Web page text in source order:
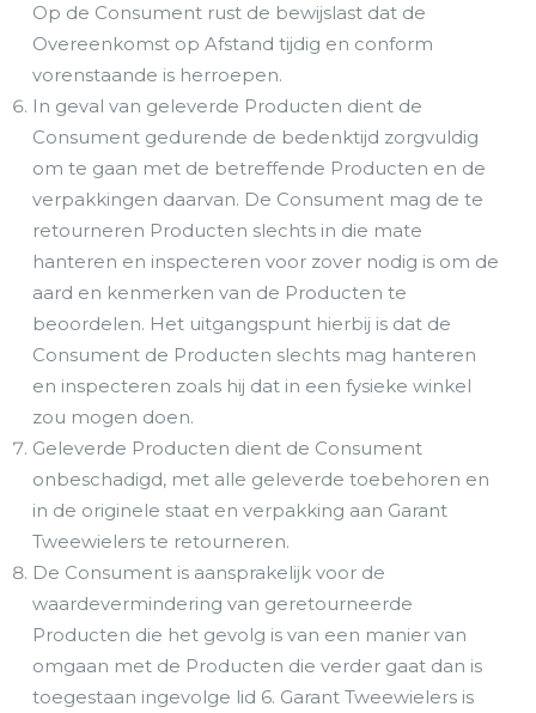
Op de Consument rust de bewijslast dat de
Overeenkomst op Afstand tijdig en conform
vorenstaande is herroepen.
In geval van geleverde Producten dient de
Consument gedurende de bedenktijd zorgvuldig
om te gaan met de betreffende Producten en de
verpakkingen daarvan. De Consument mag de te
retourneren Producten slechts in die mate
hanteren en inspecteren voor zover nodig is om de
aard en kenmerken van de Producten te
beoordelen. Het uitgangspunt hierbij is dat de
Consument de Producten slechts mag hanteren
en inspecteren zoals hij dat in een fysieke winkel
zou mogen doen.
Geleverde Producten dient de Consument
onbeschadigd, met alle geleverde toebehoren en
in de originele staat en verpakking aan Garant
Tweewielers te retourneren.
De Consument is aansprakelijk voor de
waardevermindering van geretourneerde
Producten die het gevolg is van een manier van
omgaan met de Producten die verder gaat dan is
toegestaan ingevolge lid 6. Garant Tweewielers is